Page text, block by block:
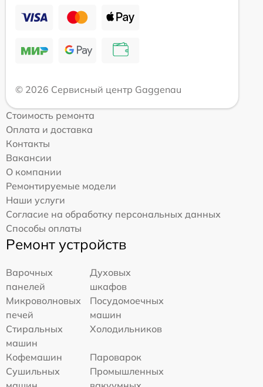
© 2026 Сервисный центр Gaggenau
Стоимость ремонта
Оплата и доставка
Контакты
Вакансии
О компании
Ремонтируемые модели
Наши услуги
Согласие на обработку персональных данных
Способы оплаты
Ремонт устройств
Варочных
панелей
Духовых
шкафов
Микроволновых
печей
Посудомоечных
машин
Стиральных
машин
Холодильников
Кофемашин
Пароварок
Сушильных
Промышленных